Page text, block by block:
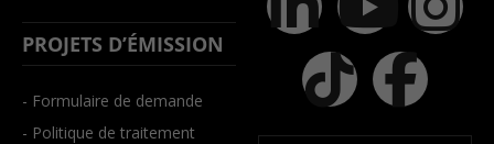
PROJETS D’ÉMISSION
- Formulaire de demande
- Politique de traitement